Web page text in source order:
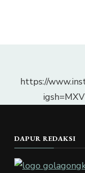
https://
DAPUR REDAKSI